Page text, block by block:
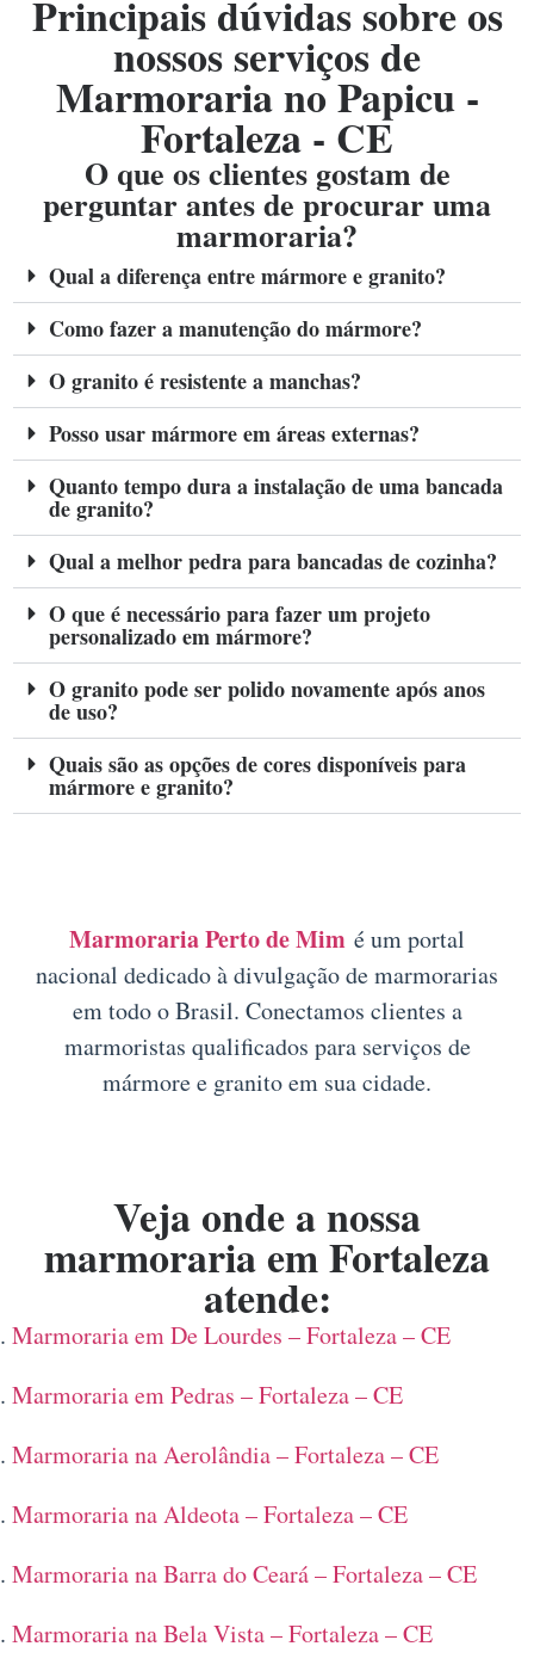
Principais dúvidas sobre os
nossos serviços de
Marmoraria no Papicu -
Fortaleza - CE
O que os clientes gostam de
perguntar antes de procurar uma
marmoraria?
Qual a diferença entre mármore e granito?
Como fazer a manutenção do mármore?
O granito é resistente a manchas?
Posso usar mármore em áreas externas?
Quanto tempo dura a instalação de uma bancada
de granito?
Qual a melhor pedra para bancadas de cozinha?
O que é necessário para fazer um projeto
personalizado em mármore?
O granito pode ser polido novamente após anos
de uso?
Quais são as opções de cores disponíveis para
mármore e granito?
Marmoraria Perto de Mim é um portal
nacional dedicado à divulgação de marmorarias
em todo o Brasil. Conectamos clientes a
marmoristas qualificados para serviços de
mármore e granito em sua cidade.
Veja onde a nossa
marmoraria em Fortaleza
atende:
Marmoraria em De Lourdes – Fortaleza – CE
Marmoraria em Pedras – Fortaleza – CE
Marmoraria na Aerolândia – Fortaleza – CE
Marmoraria na Aldeota – Fortaleza – CE
Marmoraria na Barra do Ceará – Fortaleza – CE
Marmoraria na Bela Vista – Fortaleza – CE